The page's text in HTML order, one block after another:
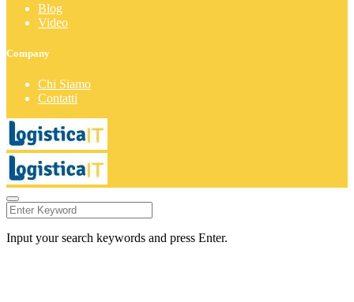
Blog
Video
Company
Chi Siamo
Contatti
Input your search keywords and press Enter.